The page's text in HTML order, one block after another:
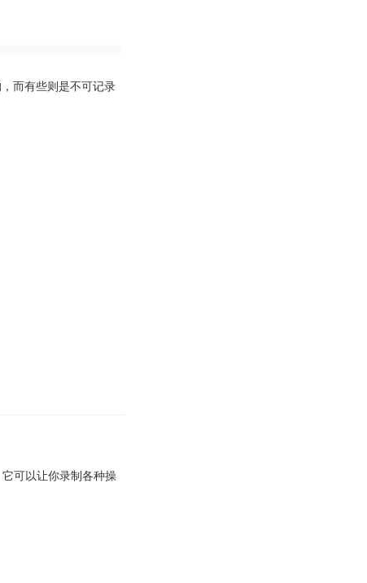
而有些则是不可记录
可以让你录制各种操